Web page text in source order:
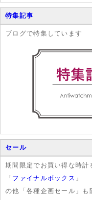
特集記事
ブログで特集しています
セール
期間限定でお買い得な時計
「 ファイナルボックス 」
の他「各種企画セール」も